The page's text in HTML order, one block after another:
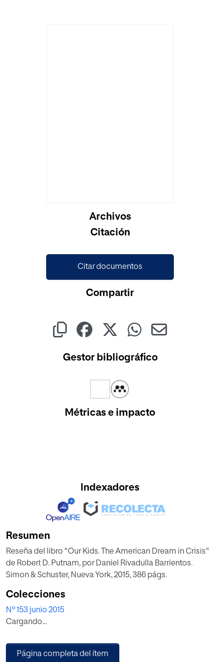
Cargando...Archivos
Citación
Citar documentos
Compartir
Gestor bibliográfico
Métricas e impacto
Indexadores
Resumen
Reseña del libro "Our Kids. The American Dream in Crisis"
de Robert D. Putnam, por Daniel Rivadulla Barrientos.
Simon & Schuster, Nueva York, 2015, 386 págs.
Colecciones
Nº 153 junio 2015
Cargando...
Página completa del ítem